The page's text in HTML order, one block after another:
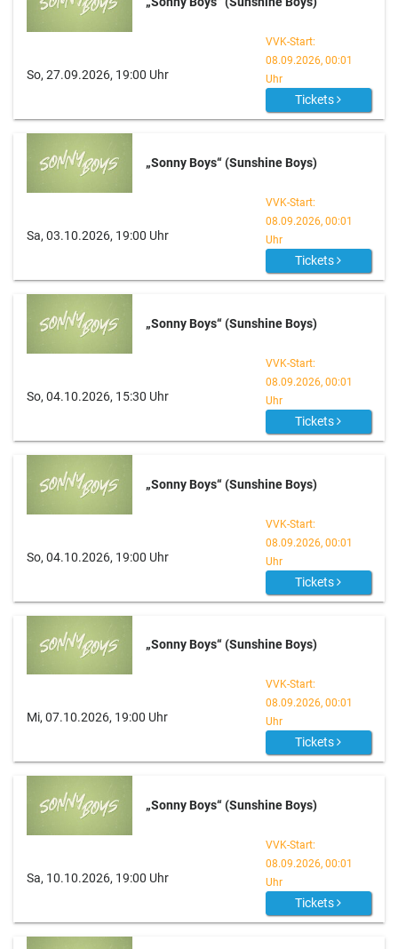
So, 27.09.2026, 19:00 Uhr
VVK-Start:
08.09.2026, 00:01
Uhr
Tickets
„Sonny Boys“ (Sunshine Boys)
Sa, 03.10.2026, 19:00 Uhr
VVK-Start:
08.09.2026, 00:01
Uhr
Tickets
„Sonny Boys“ (Sunshine Boys)
So, 04.10.2026, 15:30 Uhr
VVK-Start:
08.09.2026, 00:01
Uhr
Tickets
„Sonny Boys“ (Sunshine Boys)
So, 04.10.2026, 19:00 Uhr
VVK-Start:
08.09.2026, 00:01
Uhr
Tickets
„Sonny Boys“ (Sunshine Boys)
Mi, 07.10.2026, 19:00 Uhr
VVK-Start:
08.09.2026, 00:01
Uhr
Tickets
„Sonny Boys“ (Sunshine Boys)
Sa, 10.10.2026, 19:00 Uhr
VVK-Start:
08.09.2026, 00:01
Uhr
Tickets